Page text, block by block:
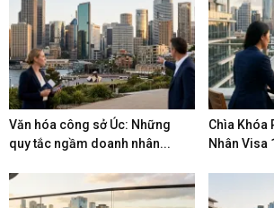
Văn hóa công sở Úc: Những
quy tắc ngầm doanh nhân...
Chìa Khóa
Nhân Visa